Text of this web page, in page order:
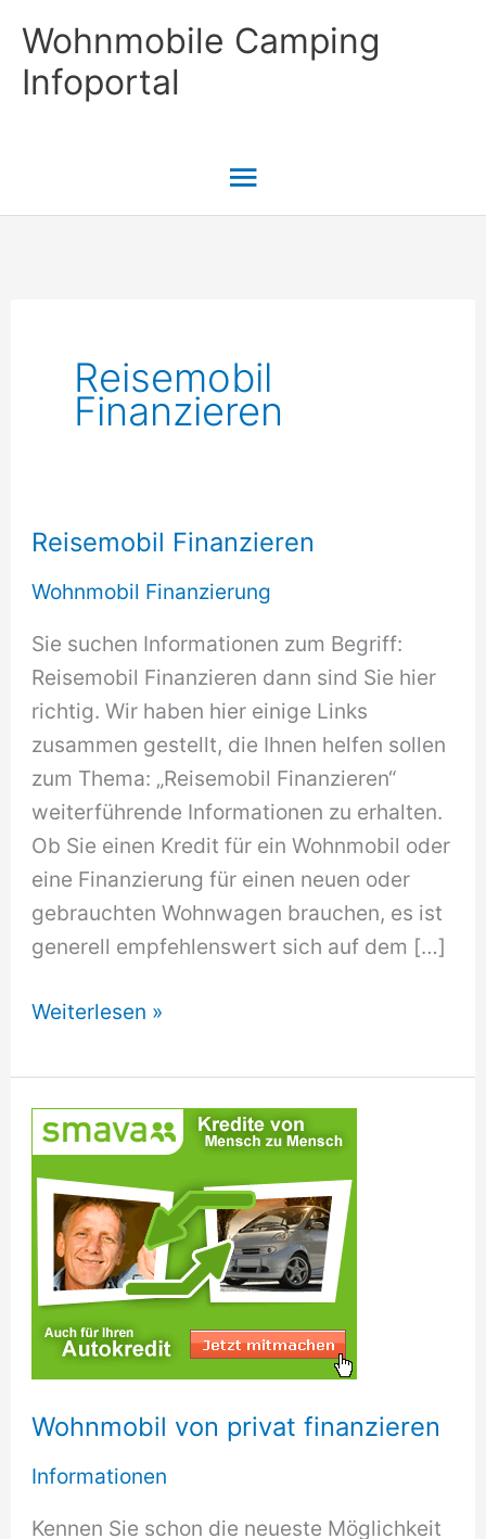
Inhalt
springen
Wohnmobile Camping
Infoportal
Hauptmenü
Reisemobil
Finanzieren
Reisemobil Finanzieren
Wohnmobil Finanzierung
Sie suchen Informationen zum Begriff:
Reisemobil Finanzieren dann sind Sie hier
richtig. Wir haben hier einige Links
zusammen gestellt, die Ihnen helfen sollen
zum Thema: „Reisemobil Finanzieren“
weiterführende Informationen zu erhalten.
Ob Sie einen Kredit für ein Wohnmobil oder
eine Finanzierung für einen neuen oder
gebrauchten Wohnwagen brauchen, es ist
generell empfehlenswert sich auf dem […]
Reisemobil
Weiterlesen »
Wohnmobil von privat finanzieren
Informationen
Kennen Sie schon die neueste Möglichkeit